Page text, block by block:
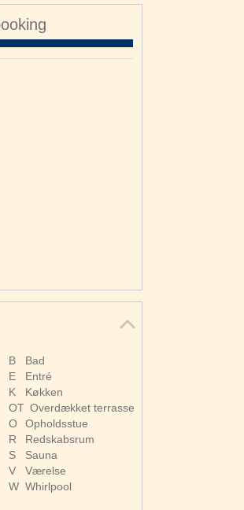
B
Bad
E
Entré
K
Køkken
OT Overdækket terrasse
O
Opholdsstue
R
Redskabsrum
S
Sauna
V
Værelse
W Whirlpool